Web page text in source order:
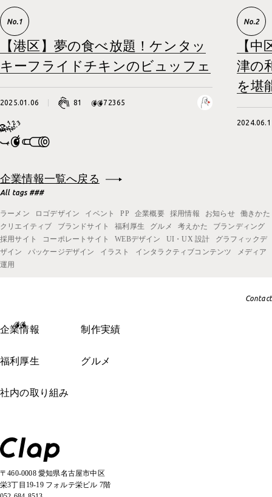
【港区】夢の食べ放題！ケンタッ
キーフライドチキンのビュッフェ
2025.01.06 81 72365
【
津の
を堪
企業情報一覧へ戻る
All tags ###
ラーメン ロゴデザイン イベント PP 企業概要 採用情報 お知らせ
働きかた
クリエイティブ
ブランドサイト 福利厚生 グルメ 考えかた
ブランディング
採用サイト
コーポレートサイト WEBデザイン UI・UX 設計
グラフィックデ
ザイン
パッケージデザイン イラスト インタラクティブコンテンツ
メディア
運用
〒460-0008 愛知県名古屋市中区
栄3丁目19-19 フォルテ栄ビル 7階
企業情報 制作実績
福利厚生 グルメ
社内の取り組み
Contact